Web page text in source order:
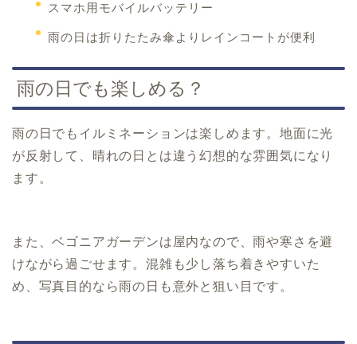
スマホ用モバイルバッテリー
雨の日は折りたたみ傘よりレインコートが便利
雨の日でも楽しめる？
雨の日でもイルミネーションは楽しめます。地面に光
が反射して、晴れの日とは違う幻想的な雰囲気になり
ます。
また、ベゴニアガーデンは屋内なので、雨や寒さを避
けながら過ごせます。混雑も少し落ち着きやすいた
め、写真目的なら雨の日も意外と狙い目です。